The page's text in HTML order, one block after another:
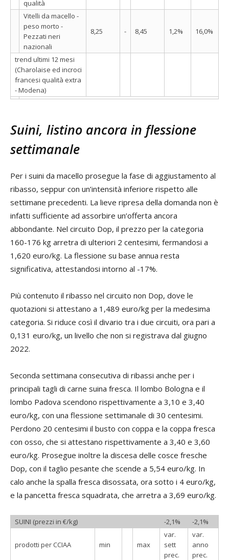
qualità
Vitelli da macello -
peso morto -
Pezzati neri
nazionali
8,25 - 8,45 1,2% 16,0%
trend ultimi 12 mesi
(Charolaise ed incroci
francesi qualità extra
- Modena)
Suini, listino ancora in flessione
settimanale
Per i suini da macello prosegue la fase di aggiustamento al
ribasso, seppur con un’intensità inferiore rispetto alle
settimane precedenti. La lieve ripresa della domanda non è
infatti sufficiente ad assorbire un’offerta ancora
abbondante. Nel circuito Dop, il prezzo per la categoria
160-176 kg arretra di ulteriori 2 centesimi, fermandosi a
1,620 euro/kg. La flessione su base annua resta
significativa, attestandosi intorno al -17%.
Più contenuto il ribasso nel circuito non Dop, dove le
quotazioni si attestano a 1,489 euro/kg per la medesima
categoria. Si riduce così il divario tra i due circuiti, ora pari a
0,131 euro/kg, un livello che non si registrava dal giugno
2022.
Seconda settimana consecutiva di ribassi anche per i
principali tagli di carne suina fresca. Il lombo Bologna e il
lombo Padova scendono rispettivamente a 3,10 e 3,40
euro/kg, con una flessione settimanale di 30 centesimi.
Perdono 20 centesimi il busto con coppa e la coppa fresca
con osso, che si attestano rispettivamente a 3,40 e 3,60
euro/kg. Prosegue inoltre la discesa delle cosce fresche
Dop, con il taglio pesante che scende a 5,54 euro/kg. In
calo anche la spalla fresca disossata, ora sotto i 4 euro/kg,
e la pancetta fresca squadrata, che arretra a 3,69 euro/kg.
SUINI (prezzi in €/kg) -2,1% -2,1%
prodotti per CCIAA min max
var.
sett
prec.
var.
anno
prec.